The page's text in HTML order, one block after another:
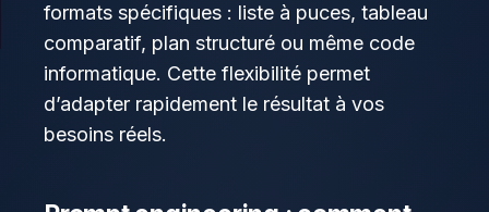
formats spécifiques : liste à puces, tableau
comparatif, plan structuré ou même code
informatique. Cette flexibilité permet
d’adapter rapidement le résultat à vos
besoins réels.